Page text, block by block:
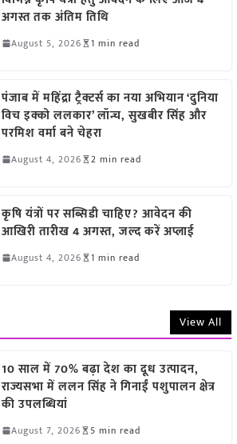
अगस्त तक अंतिम तिथि
August 5, 2026 1 min read
पंजाब में महिंद्रा ट्रैक्टर्स का नया अभियान ‘दुनिया
विच इक्को ललकार’ लॉन्च, सुखबीर सिंह और
परमिश वर्मा बने चेहरा
August 4, 2026 2 min read
कृषि यंत्रों पर सब्सिडी चाहिए? आवेदन की
आखिरी तारीख 4 अगस्त, जल्द करें अप्लाई
August 4, 2026 1 min read
View All
10 साल में 70% बढ़ा देश का दूध उत्पादन,
राज्यसभा में ललन सिंह ने गिनाईं पशुपालन क्षेत्र
की उपलब्धियां
August 7, 2026 5 min read